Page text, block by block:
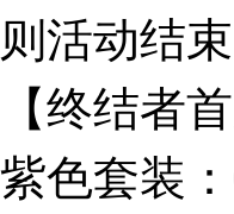
则活动结
【终结者
紫色套装